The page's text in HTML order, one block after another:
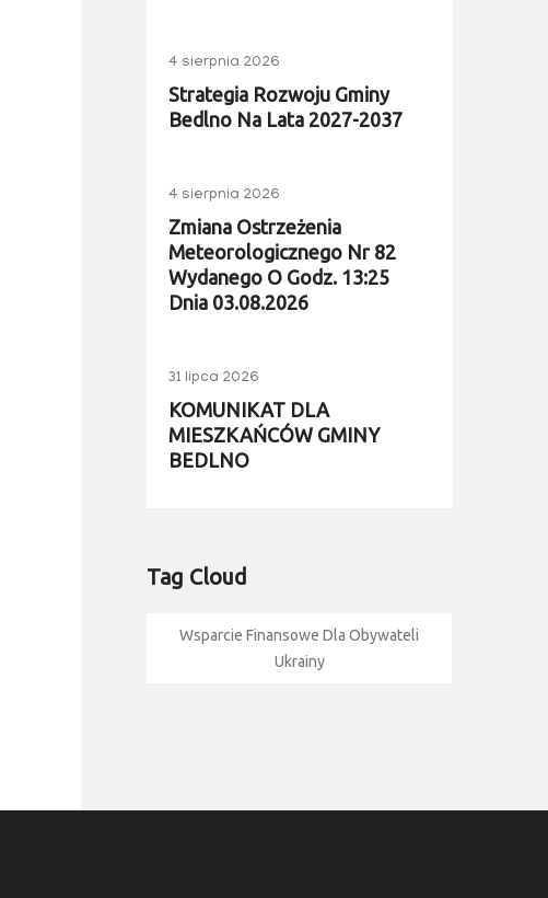
4 sierpnia 2026
Strategia Rozwoju Gminy
Bedlno Na Lata 2027-2037
4 sierpnia 2026
Zmiana Ostrzeżenia
Meteorologicznego Nr 82
Wydanego O Godz. 13:25
Dnia 03.08.2026
31 lipca 2026
KOMUNIKAT DLA
MIESZKAŃCÓW GMINY
BEDLNO
Tag Cloud
Wsparcie Finansowe Dla Obywateli
Ukrainy